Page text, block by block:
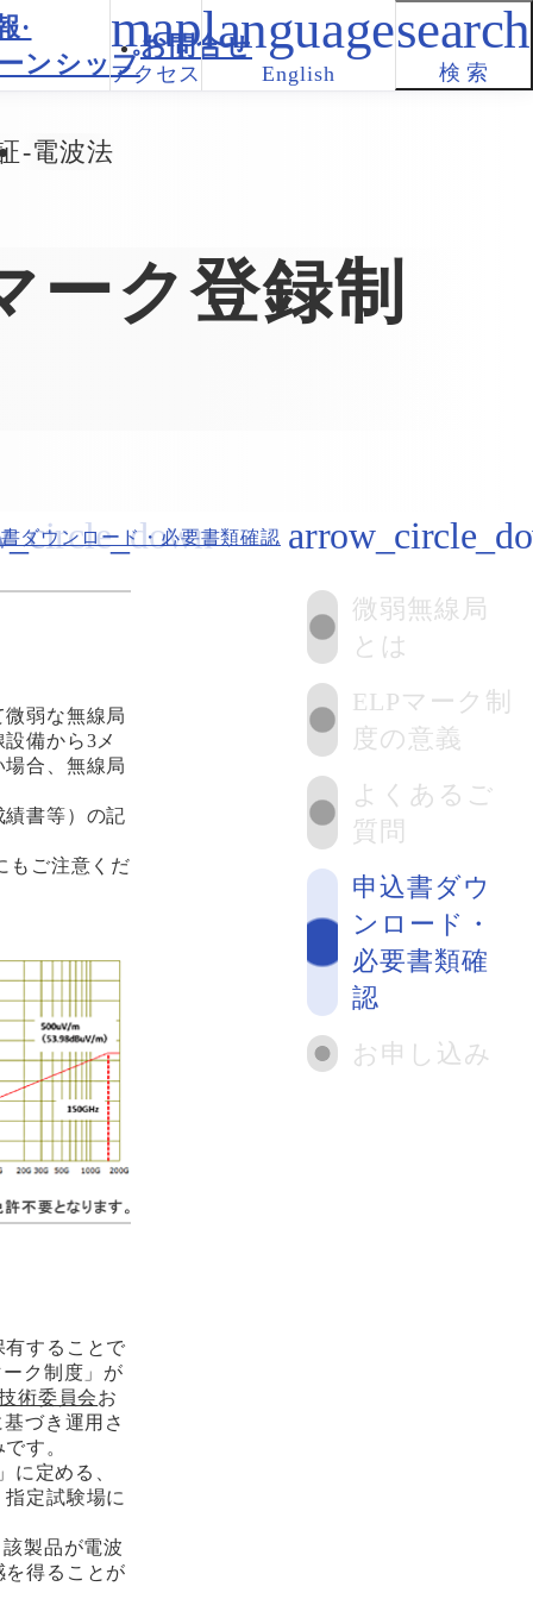
·
ンシップ
お問合せ
アクセス English 検 索
電波法
ーク登録制
ダウンロード・必要書類確認
弱な無線局
備から3メ
合、無線局
書等）の記
もご注意くだ
することで
ク制度」が
術委員会お
づき運用さ
す。
に定める、
定試験場に
製品が電波
得ることが
微弱無線局
とは
ELPマーク制
度の意義
よくあるご
質問
申込書ダウ
ンロード・
必要書類確
認
お申し込み